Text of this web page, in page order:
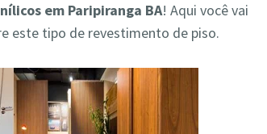
em Paripiranga BA! Aqui você vai
este tipo de revestimento de piso.